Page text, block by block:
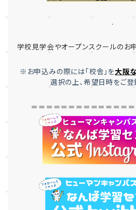
.
学校見学会やオープンスクールのお
※お申込みの際には「校舎」を大阪
選択の上、希望日時をご登
＝＝＝＝＝＝＝＝＝＝＝＝＝